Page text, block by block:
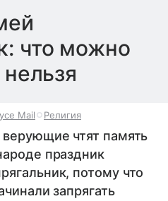
что можно
Mail Религия
чтят память
праздник
потому что
запрягать